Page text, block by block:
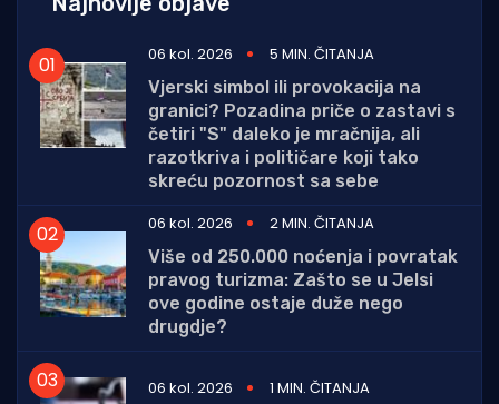
06 kol. 2026
5 MIN. ČITANJA
Vjerski simbol ili provokacija na
granici? Pozadina priče o zastavi s
četiri "S" daleko je mračnija, ali
razotkriva i političare koji tako
skreću pozornost sa sebe
06 kol. 2026
2 MIN. ČITANJA
Više od 250.000 noćenja i povratak
pravog turizma: Zašto se u Jelsi
ove godine ostaje duže nego
drugdje?
06 kol. 2026
1 MIN. ČITANJA